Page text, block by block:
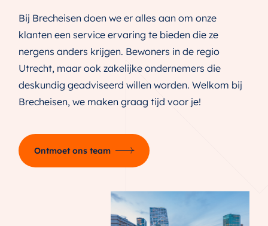
Bij Brecheisen doen we er alles aan om onze
klanten een service ervaring te bieden die ze
nergens anders krijgen. Bewoners in de regio
Utrecht, maar ook zakelijke ondernemers die
deskundig geadviseerd willen worden. Welkom bij
Brecheisen, we maken graag tijd voor je!
Ontmoet ons team